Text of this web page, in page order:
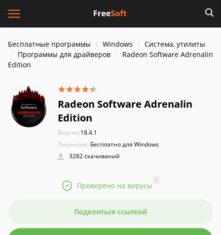
Бесплатные программы Windows
Система, утилиты
Программы для драйверов
Radeon Software Adrenalin
Edition
Radeon Software Adrenalin
Edition
Версия:18.4.1
Лицензия: Бесплатно для Windows
3282 скачиваний
Проверено на вирусы
?
Поделиться ссылкой